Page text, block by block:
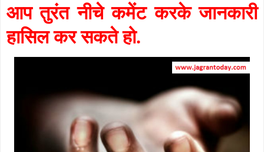
आप तुरंत नीचे कमेंट करके जानकारी
हासिल कर सकते हो.